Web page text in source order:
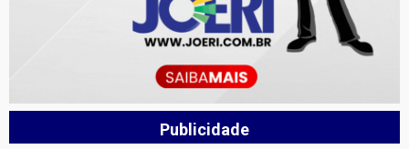
Publicidade